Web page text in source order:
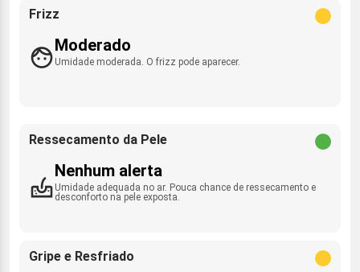
Frizz
Moderado
Umidade moderada. O frizz pode aparecer.
Ressecamento da Pele
Nenhum alerta
Umidade adequada no ar. Pouca chance de ressecamento e
desconforto na pele exposta.
Gripe e Resfriado